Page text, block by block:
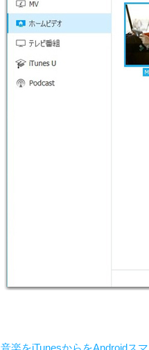
音楽をiTunesからをAndroidス